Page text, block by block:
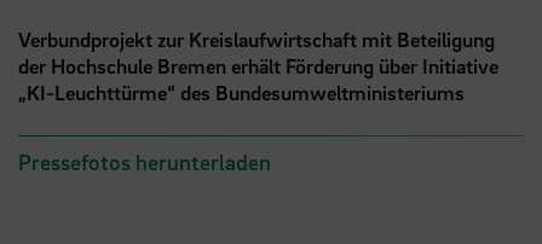
Verbundprojekt zur Kreislaufwirtschaft mit Beteiligung
der Hochschule Bremen erhält Förderung über Initiative
„KI-Leuchttürme“ des Bundesumweltministeriums
Pressefotos herunterladen